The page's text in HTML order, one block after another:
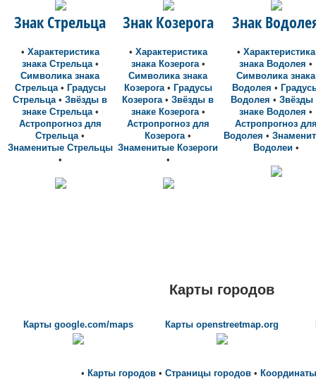
Знак Стрельца
• Характеристика
знака Стрельца •
Символика знака
Стрельца • Градусы
Стрельца•Звёзды в
знаке Стрельца •
Астропрогноз для
Стрельца•
Знаменитые Стрельцы
•
Знак Козерога
• Характеристика
знака Козерога •
Символика знака
Козерога • Градусы
Козерога•Звёзды в
знаке Козерога •
Астропрогноз для
Козерога•
Знаменитые Козероги
•
Знак
• Характеристика
знака Водолея•
Символика знака
Водолея•
Водолея • Звёзды
знаке Водолея•
Астропрогноз
Водолея •
Водолеи •
Карты городов
Карты google.com/maps Карты openstreetmap.org
• Карты городов • Страницы городов •